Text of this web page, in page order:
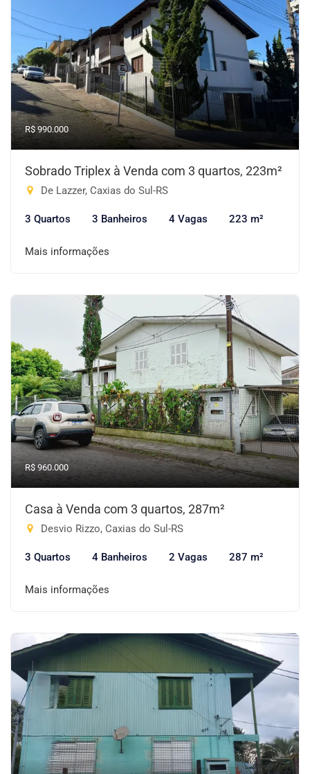
R$ 990.000
Sobrado Triplex à Venda com 3 quartos, 223m²
De Lazzer, Caxias do Sul-RS
3 Quartos 3 Banheiros 4 Vagas 223 m²
Mais informações
R$ 960.000
Casa à Venda com 3 quartos, 287m²
Desvio Rizzo, Caxias do Sul-RS
3 Quartos 4 Banheiros 2 Vagas 287 m²
Mais informações